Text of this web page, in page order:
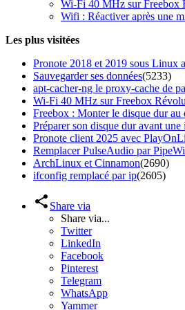
Wi-Fi 40 MHz sur Freebox
Wifi : Réactiver après une
Les plus visitées
Pronote 2018 et 2019 sous Linux
Sauvegarder ses données(5233)
apt-cacher-ng le proxy-cache de
Wi-Fi 40 MHz sur Freebox
Freebox : Monter le disque dur au
Préparer son disque dur avant
Pronote client 2025 avec
Remplacer PulseAudio par
ArchLinux et Cinnamon(2690)
ifconfig remplacé par ip(2605)
Share via
Share via...
Twitter
LinkedIn
Facebook
Pinterest
Telegram
WhatsApp
Yammer